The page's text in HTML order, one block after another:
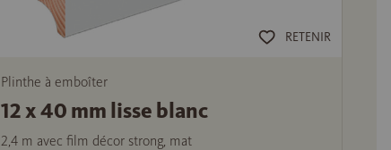
RETENIR
Plinthe à emboîter
12 x 40 mm lisse blanc
2,4 m avec film décor strong, mat